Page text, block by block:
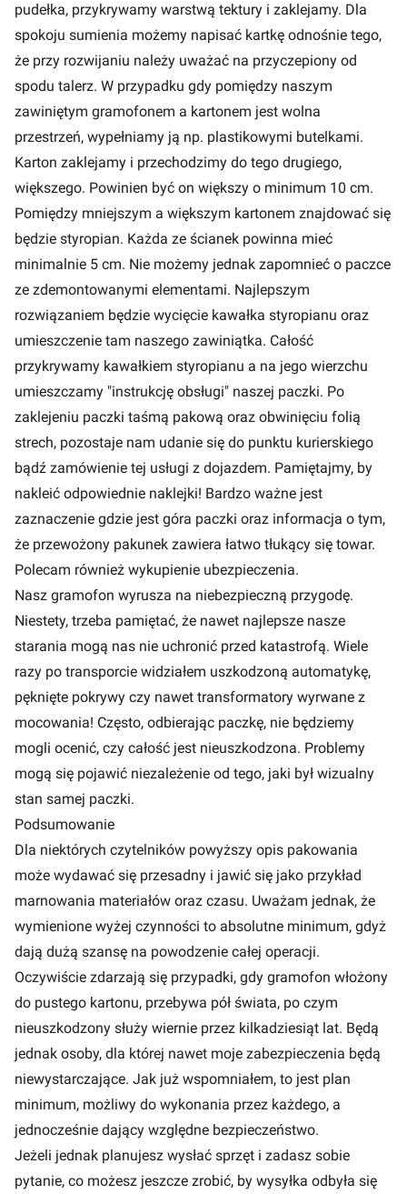
pudełka, przykrywamy warstwą tektury i zaklejamy. Dla
spokoju sumienia możemy napisać kartkę odnośnie tego,
że przy rozwijaniu należy uważać na przyczepiony od
spodu talerz. W przypadku gdy pomiędzy naszym
zawiniętym gramofonem a kartonem jest wolna
przestrzeń, wypełniamy ją np. plastikowymi butelkami.
Karton zaklejamy i przechodzimy do tego drugiego,
większego. Powinien być on większy o minimum 10 cm.
Pomiędzy mniejszym a większym kartonem znajdować się
będzie styropian. Każda ze ścianek powinna mieć
minimalnie 5 cm. Nie możemy jednak zapomnieć o paczce
ze zdemontowanymi elementami. Najlepszym
rozwiązaniem będzie wycięcie kawałka styropianu oraz
umieszczenie tam naszego zawiniątka. Całość
przykrywamy kawałkiem styropianu a na jego wierzchu
umieszczamy "instrukcję obsługi" naszej paczki. Po
zaklejeniu paczki taśmą pakową oraz obwinięciu folią
strech, pozostaje nam udanie się do punktu kurierskiego
bądź zamówienie tej usługi z dojazdem. Pamiętajmy, by
nakleić odpowiednie naklejki! Bardzo ważne jest
zaznaczenie gdzie jest góra paczki oraz informacja o tym,
że przewożony pakunek zawiera łatwo tłukący się towar.
Polecam również wykupienie ubezpieczenia.
Nasz gramofon wyrusza na niebezpieczną przygodę.
Niestety, trzeba pamiętać, że nawet najlepsze nasze
starania mogą nas nie uchronić przed katastrofą. Wiele
razy po transporcie widziałem uszkodzoną automatykę,
pęknięte pokrywy czy nawet transformatory wyrwane z
mocowania! Często, odbierając paczkę, nie będziemy
mogli ocenić, czy całość jest nieuszkodzona. Problemy
mogą się pojawić niezależenie od tego, jaki był wizualny
stan samej paczki.
Podsumowanie
Dla niektórych czytelników powyższy opis pakowania
może wydawać się przesadny i jawić się jako przykład
marnowania materiałów oraz czasu. Uważam jednak, że
wymienione wyżej czynności to absolutne minimum, gdyż
dają dużą szansę na powodzenie całej operacji.
Oczywiście zdarzają się przypadki, gdy gramofon włożony
do pustego kartonu, przebywa pół świata, po czym
nieuszkodzony służy wiernie przez kilkadziesiąt lat. Będą
jednak osoby, dla której nawet moje zabezpieczenia będą
niewystarczające. Jak już wspomniałem, to jest plan
minimum, możliwy do wykonania przez każdego, a
jednocześnie dający względne bezpieczeństwo.
Jeżeli jednak planujesz wysłać sprzęt i zadasz sobie
pytanie, co możesz jeszcze zrobić, by wysyłka odbyła się